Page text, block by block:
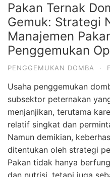
Pakan Ternak
Gemuk: Strategi
Manajemen
Penggemukan
PENGGEMUKAN DOMBA ·
Usaha penggemukan
subsektor peternakan
menjanjikan, terutama
relatif singkat dan
Namun demikian,
ditentukan oleh strategi
Pakan tidak hanya
dan nutrisi, tetapi juga